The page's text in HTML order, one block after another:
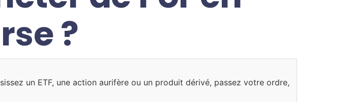
?
un ETF, une action aurifère ou un produit dérivé, passez votre ordre,